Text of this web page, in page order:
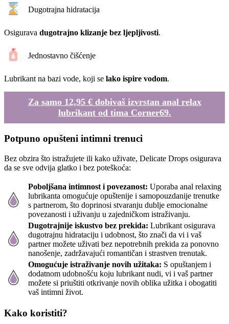
Dugotrajna hidratacija
Osigurava dugotrajno klizanje bez ljepljivosti.
Jednostavno čišćenje
Lubrikant na bazi vode, koji se lako ispire vodom.
Za samo 12,95 € dobivaš izvrstan anal relax
lubrikant od tima Corner69.
Potpuno opušteni intimni trenuci
Bez obzira što istražujete ili kako uživate, Delicate Drops osigurava
da se sve odvija glatko i bez poteškoća:
Poboljšana intimnost i povezanost: Uporaba anal relaxing
lubrikanta omogućuje opuštenije i samopouzdanije trenutke
s partnerom, što doprinosi stvaranju dublje emocionalne
povezanosti i uživanju u zajedničkom istraživanju.
Dugotrajnije iskustvo bez prekida: Lubrikant osigurava
dugotrajnu hidrataciju i udobnost, što znači da vi i vaš
partner možete uživati bez nepotrebnih prekida za ponovno
nanošenje, zadržavajući romantičan i strastven trenutak.
Omogućuje istraživanje novih užitaka: S opuštanjem i
dodatnom udobnošću koju lubrikant nudi, vi i vaš partner
možete si priuštiti otkrivanje novih oblika užitka i obogatiti
vaš intimni život.
Kako koristiti?